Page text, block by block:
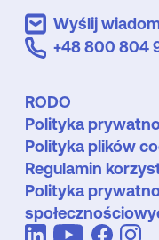
Wyślij
+48 800 804
RODO
Polityka
Polityka plików
Regulamin
Polityka